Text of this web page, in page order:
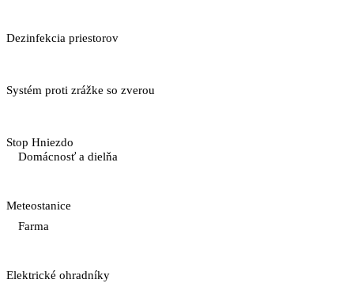
Dezinfekcia priestorov
Systém proti zrážke so zverou
Stop Hniezdo
Domácnosť a dielňa
Meteostanice
Farma
Elektrické ohradníky